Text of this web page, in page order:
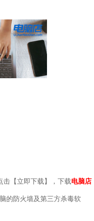
击【立即下载】，下载电脑店
的防火墙及第三方杀毒软